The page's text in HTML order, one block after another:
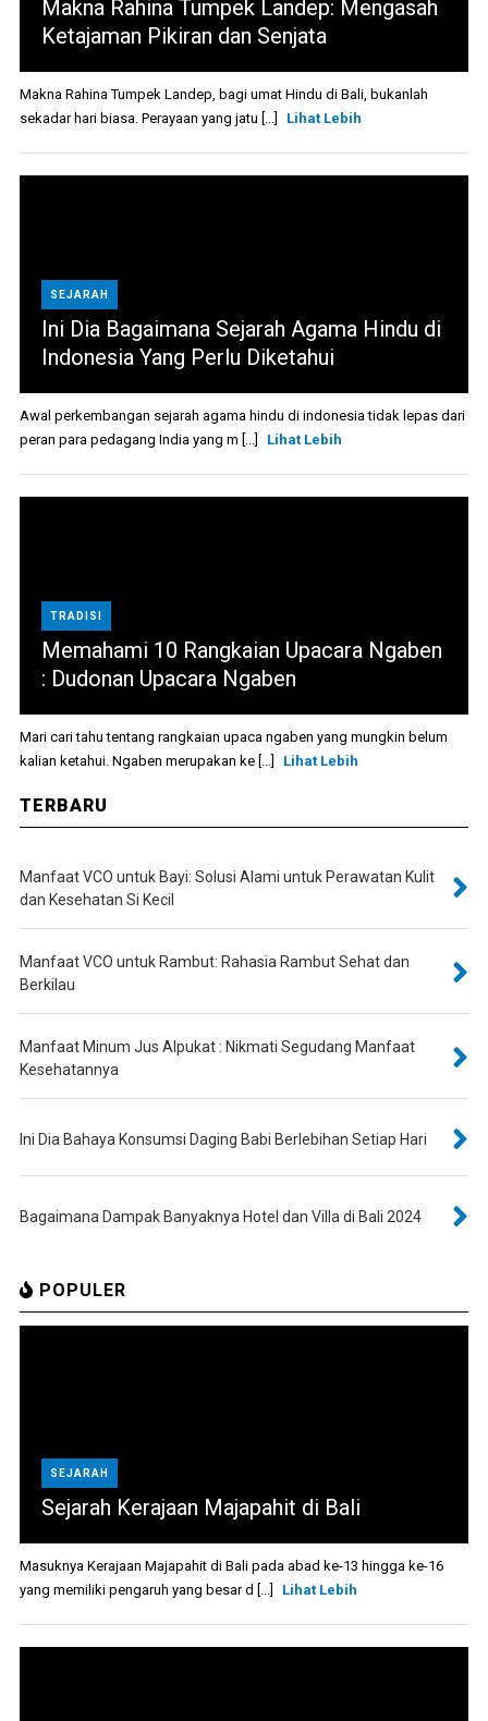
Makna Rahina Tumpek Landep: Mengasah
Ketajaman Pikiran dan Senjata
Makna Rahina Tumpek Landep, bagi umat Hindu di Bali, bukanlah
sekadar hari biasa. Perayaan yang jatu [...]
Lihat Lebih
SEJARAH
Ini Dia Bagaimana Sejarah Agama Hindu di
Indonesia Yang Perlu Diketahui
Awal perkembangan sejarah agama hindu di indonesia tidak lepas dari
peran para pedagang India yang m [...]
Lihat Lebih
TRADISI
Memahami 10 Rangkaian Upacara Ngaben
: Dudonan Upacara Ngaben
Mari cari tahu tentang rangkaian upaca ngaben yang mungkin belum
kalian ketahui. Ngaben merupakan ke [...]
Lihat Lebih
TERBARU
Manfaat VCO untuk Bayi: Solusi Alami untuk Perawatan Kulit
dan Kesehatan Si Kecil
Manfaat VCO untuk Rambut: Rahasia Rambut Sehat dan
Berkilau
Manfaat Minum Jus Alpukat : Nikmati Segudang Manfaat
Kesehatannya
Ini Dia Bahaya Konsumsi Daging Babi Berlebihan Setiap Hari
Bagaimana Dampak Banyaknya Hotel dan Villa di Bali 2024
POPULER
SEJARAH
Sejarah Kerajaan Majapahit di Bali
Masuknya Kerajaan Majapahit di Bali pada abad ke-13 hingga ke-16
yang memiliki pengaruh yang besar d [...]
Lihat Lebih